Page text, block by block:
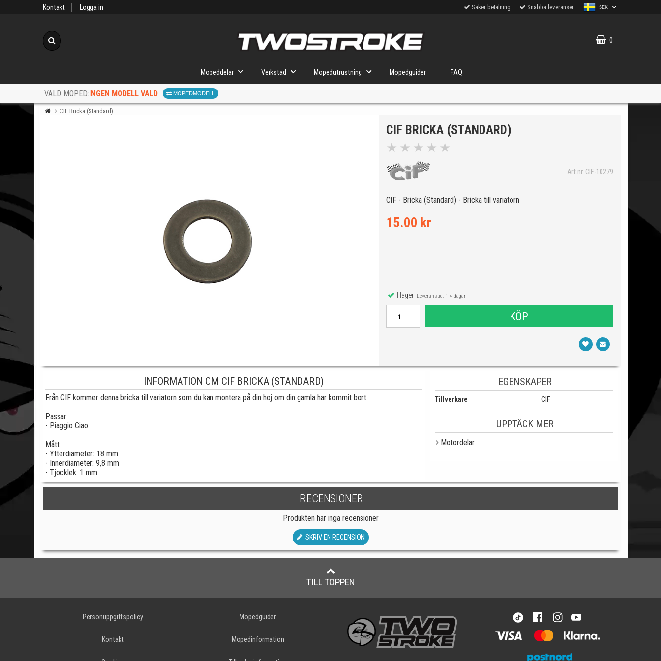
Kontakt Logga in Säker betalning Snabba leveranser SEK
0
Mopeddelar Verkstad Mopedutrustning Mopedguider FAQ
VALD MOPED:INGEN MODELL VALD MOPEDMODELL
FÖR RÄTT DELAR
CIF Bricka (Standard)
CIF BRICKA (STANDARD)
★ ★ ★ ★ ★
Art.nr. CIF-10279
CIF - Bricka (Standard) - Bricka till variatorn
15.00 kr
I lagerLeveranstid: 1-4 dagar
KÖP
INFORMATION OM CIF BRICKA (STANDARD)
Från CIF kommer denna bricka till variatorn som du kan montera på din hoj om din gamla har kommit bort.
Passar:
- Piaggio Ciao
Mått:
- Ytterdiameter: 18 mm
- Innerdiameter: 9,8 mm
- Tjocklek: 1 mm
EGENSKAPER
Tillverkare CIF
UPPTÄCK MER
Motordelar
RECENSIONER
Produkten har inga recensioner
SKRIV EN RECENSION
TILL TOPPEN
Personuppgiftspolicy
Kontakt
Mopedguider
Mopedinformation